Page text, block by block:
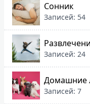
Сонник
Записей: 54
Записей: 24
Домашние
Записей: 7